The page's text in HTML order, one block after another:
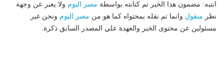
انتبه: مضمون هذا الخبر تم كتابته بواسطة مصر اليوم ولا يعبر عن وجهة
نظر منقول وانما تم نقله بمحتواه كما هو من مصر اليوم ونحن غير
مسئولين عن محتوى الخبر والعهدة علي المصدر السابق ذكرة.